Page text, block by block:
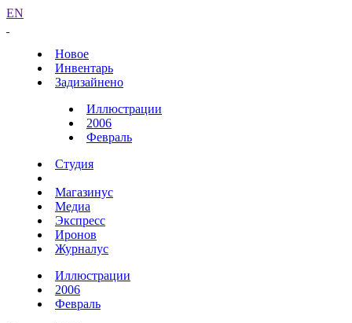
EN
Новое
Инвентарь
Задизайнено
Иллюстрации
2006
Февраль
Студия
Магазинус
Медиа
Экспресс
Иронов
Журналус
Иллюстрации
2006
Февраль